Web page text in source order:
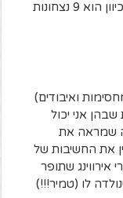
הסטטיסטיקות החזויות לשחקנים וראיתי שהכיוון הוא 9 נצחונות
ואיבודים)
אני יכול
שמראה את
את החשיבות של
מקיירי אירווינג שתופר
לו (טמיר!!!)